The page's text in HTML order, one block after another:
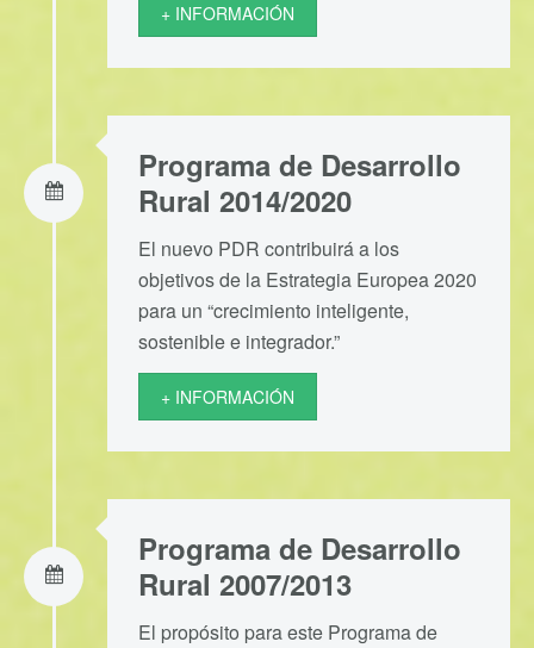
+ INFORMACIÓN
Programa de Desarrollo
Rural 2014/2020
El nuevo PDR contribuirá a los
objetivos de la Estrategia Europea 2020
para un “crecimiento inteligente,
sostenible e integrador.”
+ INFORMACIÓN
Programa de Desarrollo
Rural 2007/2013
El propósito para este Programa de